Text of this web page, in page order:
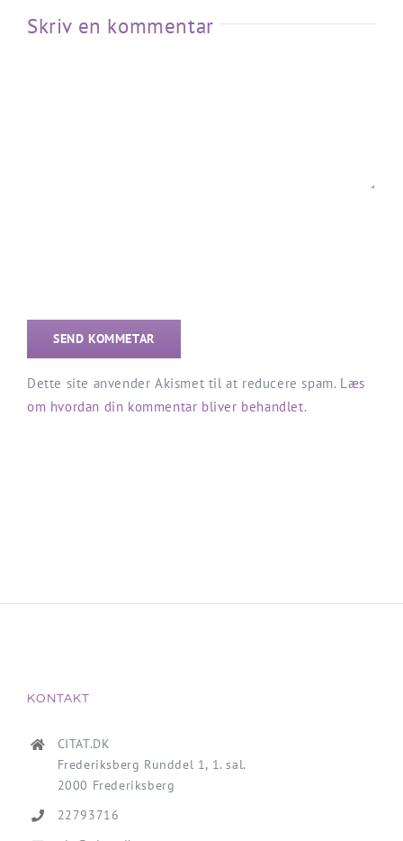
Skriv en kommentar
Dette site anvender Akismet til at reducere spam. Læs
om hvordan din kommentar bliver behandlet.
KONTAKT
CITAT.DK
Frederiksberg Runddel 1, 1. sal.
2000 Frederiksberg
22793716